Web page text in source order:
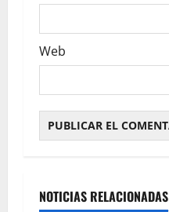
Web
NOTICIAS RELACIONADAS